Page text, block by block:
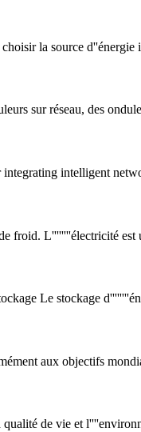
la source d''énergie
sur réseau, des
intelligent
froid. L''''''''électricité
Le stockage
aux objectifs
de vie et